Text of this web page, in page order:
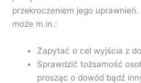
przekroczeniem jego
może m.in.:
Zapytać o cel wyjścia z
Sprawdzić tożsamość
prosząc o dowód bądź